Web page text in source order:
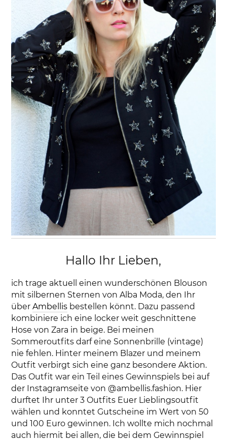
Hallo Ihr Lieben,
ich trage aktuell einen wunderschönen Blouson
mit silbernen Sternen von Alba Moda, den Ihr
überAmbellis bestellen könnt. Dazu passend
kombiniere ich eine locker weit geschnittene
Hose von Zara in beige. Bei meinen
Sommeroutfits darf eine Sonnenbrille (vintage)
nie fehlen. Hinter meinem Blazer und meinem
Outfit verbirgt sich eine ganz besondere Aktion.
Das Outfit war ein Teil eines Gewinnspiels bei auf
der Instagramseite von @ambellis.fashion. Hier
durftet Ihr unter 3 Outfits Euer Lieblingsoutfit
wählen und konntet Gutscheine im Wert von 50
und 100 Euro gewinnen. Ich wollte mich nochmal
auch hiermit bei allen, die bei dem Gewinnspiel